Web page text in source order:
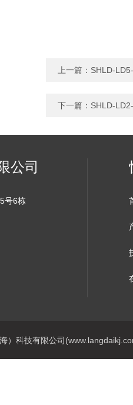
上一篇： SHLD-
下一篇： SHLD-
公司
号6栋
）科技有限公司